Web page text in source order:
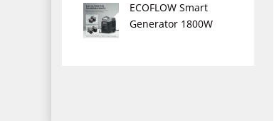
ECOFLOW Smart
Generator 1800W